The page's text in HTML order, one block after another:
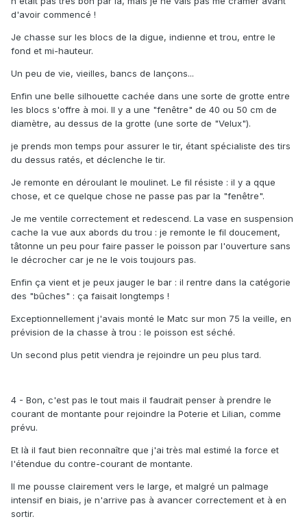
d'avoir commencé !
Je chasse sur les blocs de la digue, indienne et trou, entre le
fond et mi-hauteur.
Un peu de vie, vieilles, bancs de lançons...
Enfin une belle silhouette cachée dans une sorte de grotte entre
les blocs s'offre à moi. Il y a une "fenêtre" de 40 ou 50 cm de
diamètre, au dessus de la grotte (une sorte de "Velux").
je prends mon temps pour assurer le tir, étant spécialiste des tirs
du dessus ratés, et déclenche le tir.
Je remonte en déroulant le moulinet. Le fil résiste : il y a qque
chose, et ce quelque chose ne passe pas par la "fenêtre".
Je me ventile correctement et redescend. La vase en suspension
cache la vue aux abords du trou : je remonte le fil doucement,
tâtonne un peu pour faire passer le poisson par l'ouverture sans
le décrocher car je ne le vois toujours pas.
Enfin ça vient et je peux jauger le bar : il rentre dans la catégorie
des "bûches" : ça faisait longtemps !
Exceptionnellement j'avais monté le Matc sur mon 75 la veille, en
prévision de la chasse à trou : le poisson est séché.
Un second plus petit viendra je rejoindre un peu plus tard.
4 - Bon, c'est pas le tout mais il faudrait penser à prendre le
courant de montante pour rejoindre la Poterie et Lilian, comme
prévu.
Et là il faut bien reconnaître que j'ai très mal estimé la force et
l'étendue du contre-courant de montante.
Il me pousse clairement vers le large, et malgré un palmage
intensif en biais, je n'arrive pas à avancer correctement et à en
sortir.